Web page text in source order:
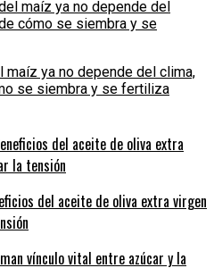
maíz ya no depende del clima,
se siembra y se fertiliza
del aceite de oliva extra virgen